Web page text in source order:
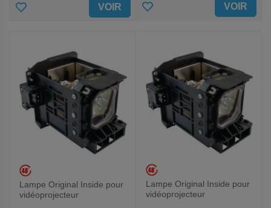
AJOUTER VOIR AJOUTER VOIR
Lampe Original Inside pour
vidéoprojecteur
Lampe Original Inside pour
vidéoprojecteur